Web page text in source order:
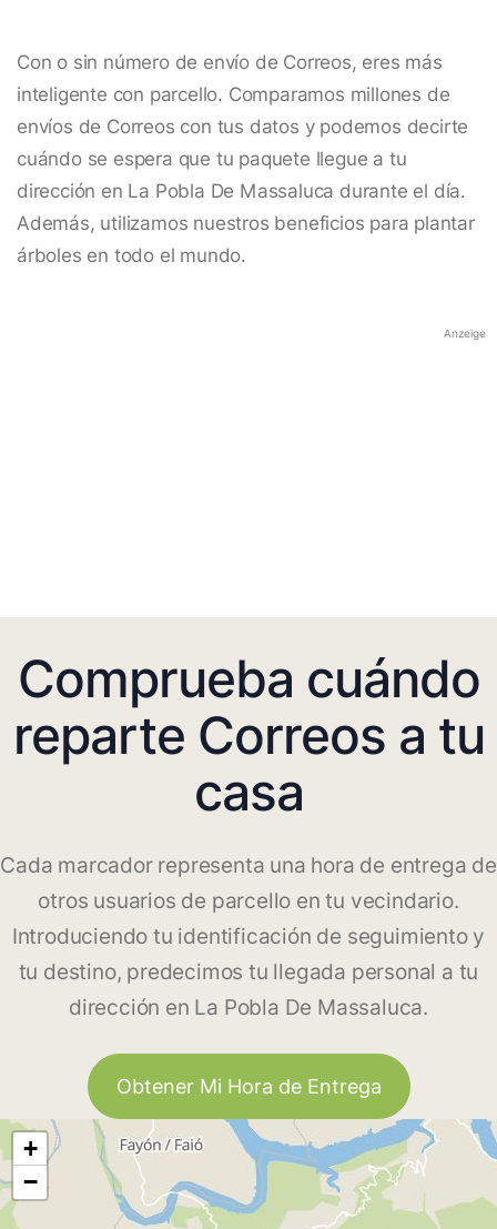
Con o sin número de envío de Correos, eres más
inteligente con parcello. Comparamos millones de
envíos de Correos con tus datos y podemos decirte
cuándo se espera que tu paquete llegue a tu
dirección en La Pobla De Massaluca durante el día.
Además, utilizamos nuestros beneficios para plantar
árboles en todo el mundo.
Anzeige
Comprueba cuándo
reparte Correos a tu
casa
Cada marcador representa una hora de entrega de
otros usuarios de parcello en tu vecindario.
Introduciendo tu identificación de seguimiento y
tu destino, predecimos tu llegada personal a tu
dirección en La Pobla De Massaluca.
Obtener Mi Hora de Entrega
+
−